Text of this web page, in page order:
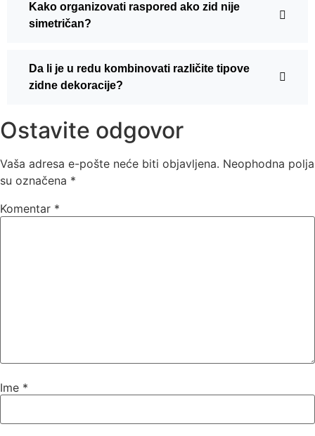
Kako organizovati raspored ako zid nije
simetričan?
Da li je u redu kombinovati različite tipove
zidne dekoracije?
Ostavite odgovor
Vaša adresa e-pošte neće biti objavljena. Neophodna polja
su označena *
Komentar *
Ime *